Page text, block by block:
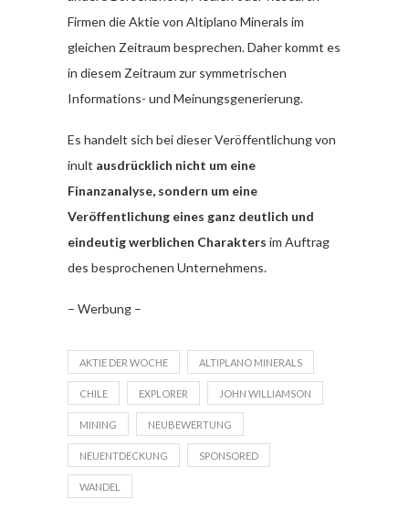
Firmen die Aktie von Altiplano Minerals im
gleichen Zeitraum besprechen. Daher kommt es
in diesem Zeitraum zur symmetrischen
Informations- und Meinungsgenerierung.
Es handelt sich bei dieser Veröffentlichung von
inult ausdrücklich nicht um eine
Finanzanalyse, sondern um eine
Veröffentlichung eines ganz deutlich und
eindeutig werblichen Charakters im Auftrag
des besprochenen Unternehmens.
– Werbung –
AKTIE DER WOCHE ALTIPLANO MINERALS
CHILE EXPLORER JOHN WILLIAMSON
MINING NEUBEWERTUNG
NEUENTDECKUNG SPONSORED
WANDEL